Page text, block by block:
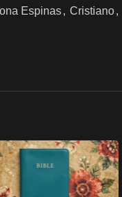
Espinas, Cristiano,